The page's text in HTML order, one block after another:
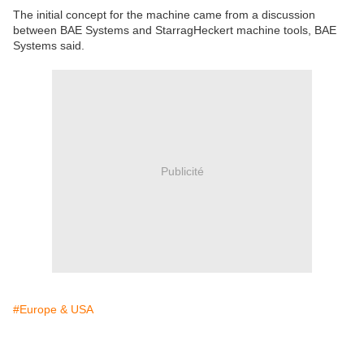
The initial concept for the machine came from a discussion
between BAE Systems and StarragHeckert machine tools, BAE
Systems said.
Publicité
#Europe & USA